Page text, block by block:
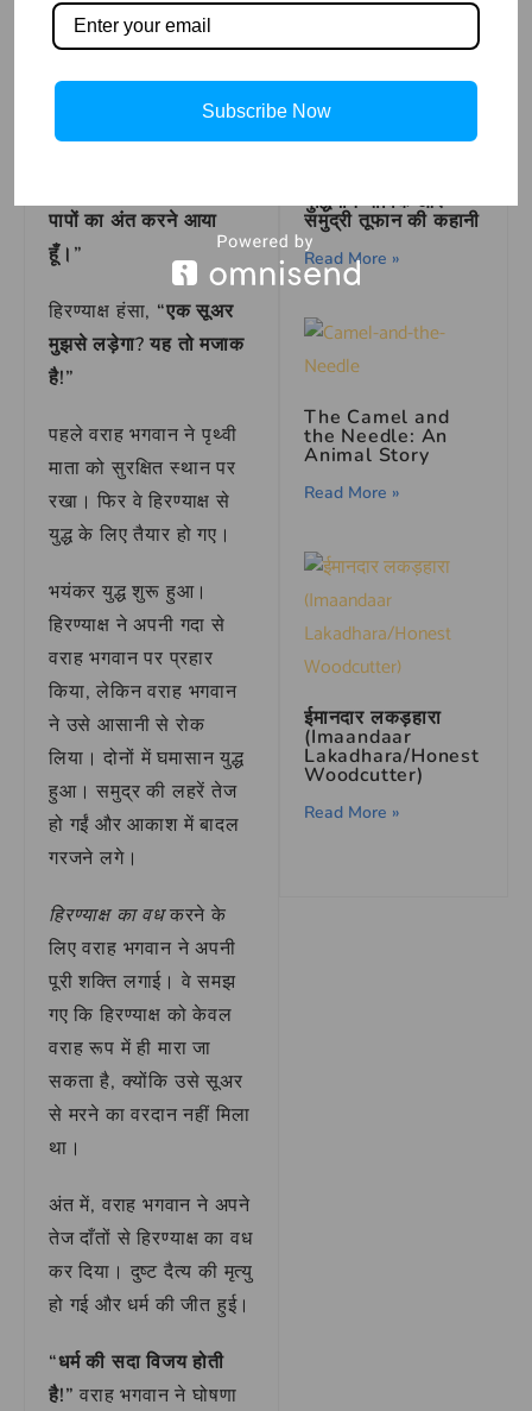
शक्तिशाली हूँ?”हिरण्याक्ष ने
वराह भगवान मुस्कराए और
पापों का अंत करने आया
हूँ।”
हिरण्याक्ष हंसा, “एक सूअर
मुझसे लड़ेगा? यह तो मजाक
है!”
पहले वराह भगवान ने पृथ्वी
माता को सुरक्षित स्थान पर
रखा। फिर वे हिरण्याक्ष से
युद्ध के लिए तैयार हो गए।
भयंकर युद्ध शुरू हुआ।
हिरण्याक्ष ने अपनी गदा से
वराह भगवान पर प्रहार
किया, लेकिन वराह भगवान
ने उसे आसानी से रोक
लिया। दोनों में घमासान युद्ध
हुआ। समुद्र की लहरें तेज
हो गईं और आकाश में बादल
गरजने लगे।
हिरण्याक्ष का वधकरने के
लिए वराह भगवान ने अपनी
पूरी शक्ति लगाई। वे समझ
गए कि हिरण्याक्ष को केवल
वराह रूप में ही मारा जा
सकता है, क्योंकि उसे सूअर
से मरने का वरदान नहीं मिला
था।
अंत में, वराह भगवान ने अपने
तेज दाँतों से हिरण्याक्ष का वध
कर दिया। दुष्ट दैत्य की मृत्यु
हो गई और धर्म की जीत हुई।
“धर्म की सदा विजय होती
है!” वराह भगवान ने घोषणा
Wonder Woman |
Read More »
बुद्धिमान नाविक और
समुद्री तूफान की कहानी
Read More »
The Camel and
the Needle: An
Animal Story
Read More »
ईमानदार लकड़हारा
(Imaandaar
Lakadhara/Honest
Woodcutter)
Read More »
Subscribe Now